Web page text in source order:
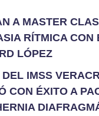
A MASTER
RÍTMICA CON
LÓPEZ
IMSS
CON ÉXITO A